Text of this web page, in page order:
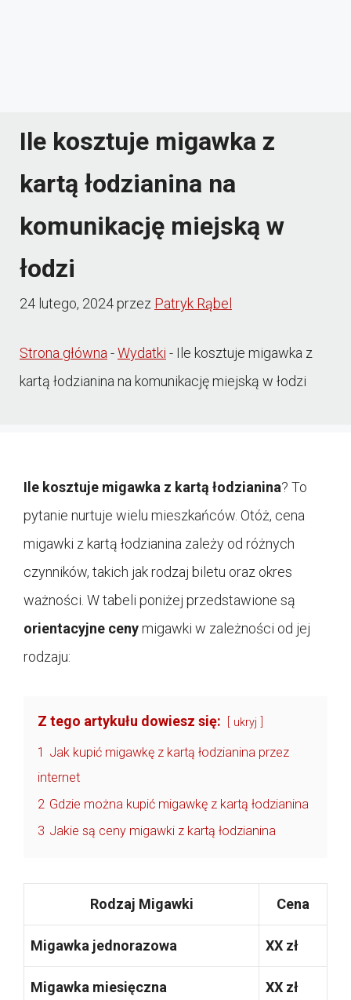
Ile kosztuje migawka z
kartą łodzianina na
komunikację miejską w
łodzi
24 lutego, 2024przez Patryk Rąbel
Strona główna-Wydatki - Ile kosztuje migawka z
kartą łodzianina na komunikację miejską w łodzi
Ile kosztuje migawka z kartą łodzianina? To
pytanie nurtuje wielu mieszkańców. Otóż, cena
migawki z kartą łodzianina zależy od różnych
czynników, takich jak rodzaj biletu oraz okres
ważności. W tabeli poniżej przedstawione są
orientacyjne cenymigawki w zależności od jej
rodzaju:
Z tego artykułu dowiesz się: ukryj
1 Jak kupić migawkę z kartą łodzianina przez
internet
2 Gdzie można kupić migawkę z kartą łodzianina
3 Jakie są ceny migawki z kartą łodzianina
Rodzaj Migawki Cena
Migawka jednorazowa XX zł
Migawka miesięczna XX zł